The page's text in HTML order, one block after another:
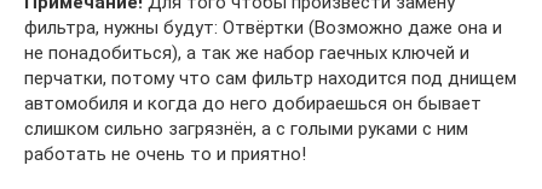
фильтра, нужны будут: Отвёртки (Возможно даже она и
не понадобиться), а так же набор гаечных ключей и
перчатки, потому что сам фильтр находится под днищем
автомобиля и когда до него добираешься он бывает
слишком сильно загрязнён, а с голыми руками с ним
работать не очень то и приятно!